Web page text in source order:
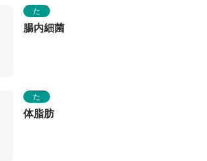
た
腸内細菌
た
体脂肪